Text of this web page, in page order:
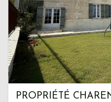
PROPRIÉTÉ